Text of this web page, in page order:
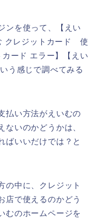
ンを使って、【えい
クレジットカード 使
ード エラー】【えい
う感じで調べてみる
払い方法がえいむの
ないのかどうかは、
ばいいだけでは？と
の中に、クレジット
店で使えるのかどう
むのホームページを